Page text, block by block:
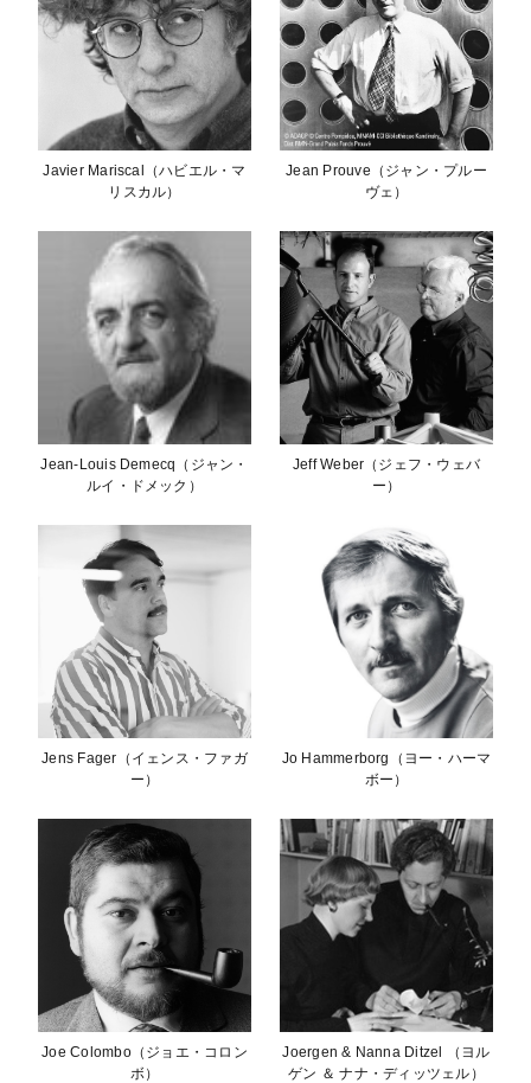
Javier Mariscal（ハビエル・マ
リスカル）
Jean Prouve（ジャン・プルー
ヴェ）
Jean-Louis Demecq（ジャン・
ルイ・ドメック）
Jeff Weber（ジェフ・ウェバ
ー）
Jens Fager（イェンス・ファガ
ー）
Jo Hammerborg（ヨー・ハーマ
ボー）
Joe Colombo（ジョエ・コロン
ボ）
Joergen & Nanna Ditzel （ヨル
ゲン ＆ ナナ・ディッツェル）